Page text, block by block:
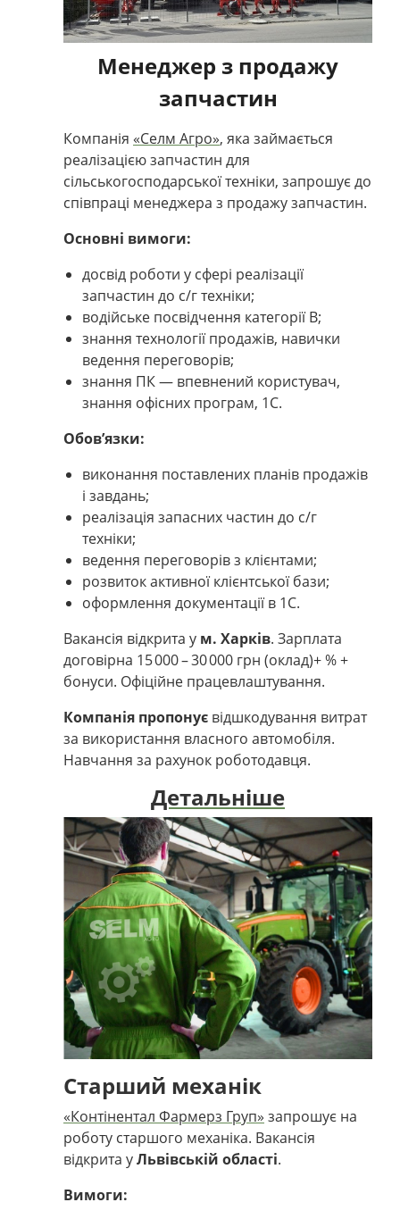
Менеджер з продажу
запчастин
Компанія «Селм Агро», яка займається
реалізацією запчастин для
сільськогосподарської техніки, запрошує до
співпраці менеджера з продажу запчастин.
Основні вимоги:
досвід роботи у сфері реалізації
запчастин до с/г техніки;
водійське посвідчення категорії В;
знання технології продажів, навички
ведення переговорів;
знання ПК — впевнений користувач,
знання офісних програм, 1С.
Обов’язки:
виконання поставлених планів продажів
і завдань;
реалізація запасних частин до с/г
техніки;
ведення переговорів з клієнтами;
розвиток активної клієнтської бази;
оформлення документації в 1С.
Вакансія відкрита у м. Харків. Зарплата
договірна 15 000 – 30 000 грн (оклад)+ % +
бонуси. Офіційне працевлаштування.
Компанія пропонує відшкодування витрат
за використання власного автомобіля.
Навчання за рахунок роботодавця.
Детальніше
Старший механік
«Контінентал Фармерз Груп» запрошує на
роботу старшого механіка. Вакансія
відкрита уЛьвівській області.
Вимоги: